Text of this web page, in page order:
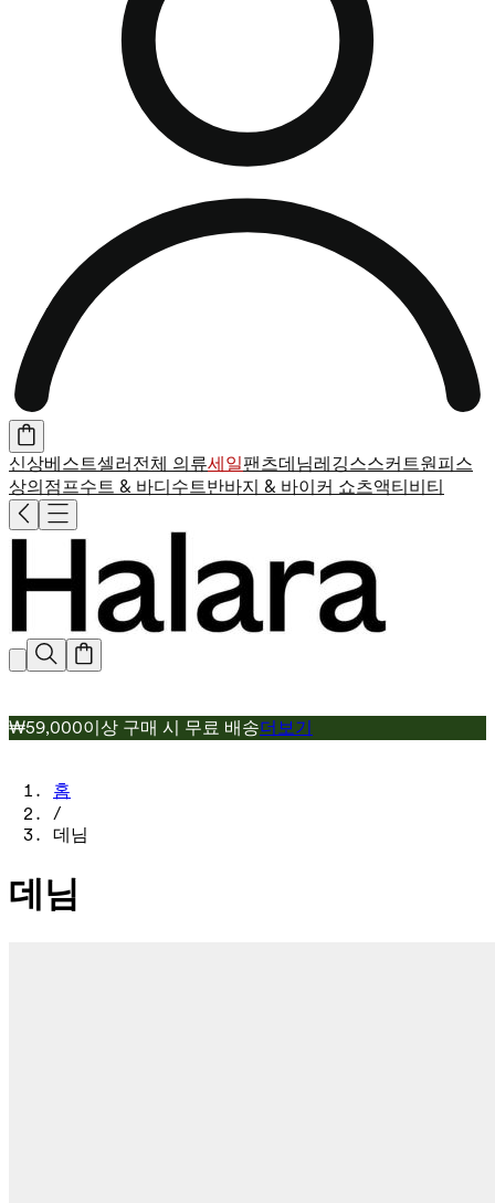
신상베스트셀러전체 의류세일팬츠데님레깅스스커트원피스
상의점프수트 & 바디수트반바지 & 바이커 쇼츠액티비티
₩59,000이상 구매 시 무료 배송더보기
홈
/
데님
데님